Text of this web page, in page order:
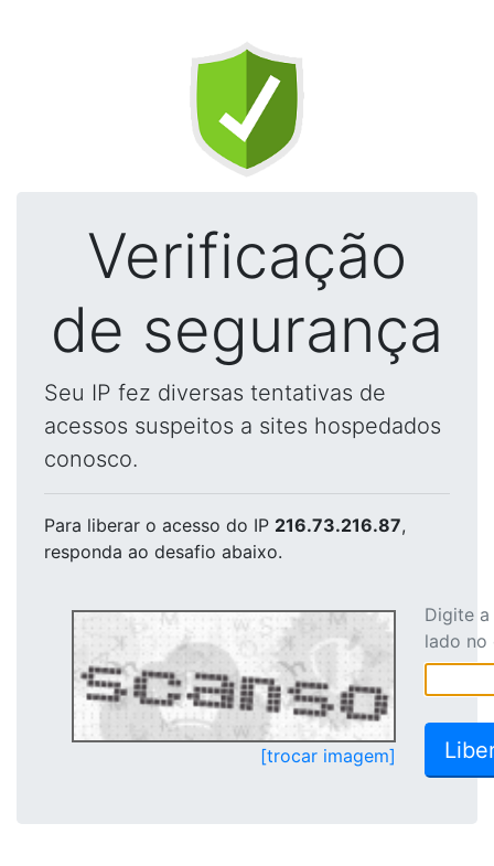
Verificação
de segurança
Seu IP fez diversas tentativas de
acessos suspeitos a sites hospedados
conosco.
Para liberar o acesso do IP 216.73.216.87,
responda ao desafio abaixo.
[trocar imagem]
Digite
lado no